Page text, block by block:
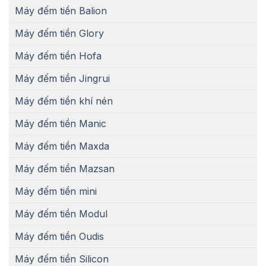
Máy đếm tiền Balion
Máy đếm tiền Glory
Máy đếm tiền Hofa
Máy đếm tiền Jingrui
Máy đếm tiền khí nén
Máy đếm tiền Manic
Máy đếm tiền Maxda
Máy đếm tiền Mazsan
Máy đếm tiền mini
Máy đếm tiền Modul
Máy đếm tiền Oudis
Máy đếm tiền Silicon